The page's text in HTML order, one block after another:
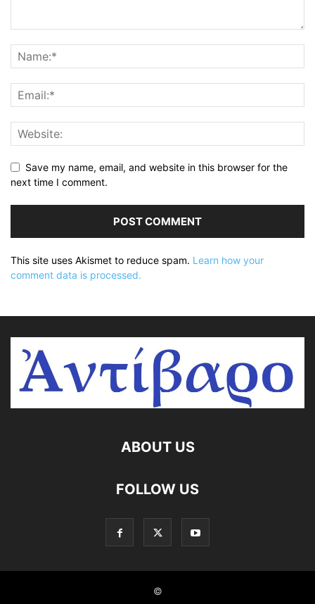
Save my name, email, and website in this browser for the
next time I comment.
This site uses Akismet to reduce spam. Learn how your
comment data is processed.
ABOUT US
FOLLOW US
©